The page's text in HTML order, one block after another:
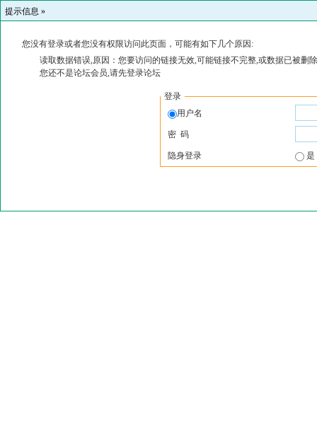
提示信息 »
您没有登录或者您没有权限访问此页面，可能有如下几个原因:
读取数据错误,原因：您要访问的链接无效,可能链接不完整,或数据已被删
您还不是论坛会员,请先登录论坛
登录
用户名
密 码
隐身登录